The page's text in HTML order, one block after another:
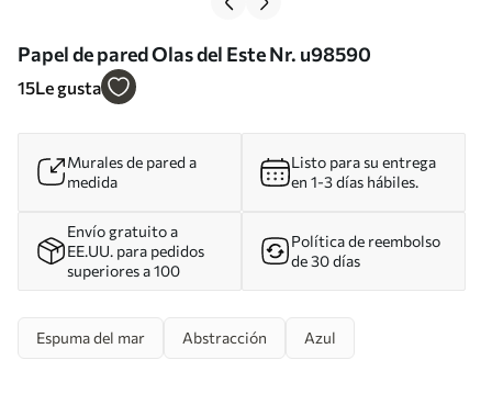
Papel de pared Olas del Este Nr. u98590
15Le gusta
Murales de pared a
medida
Listo para su entrega
en 1-3 días hábiles.
Envío gratuito a
EE.UU. para pedidos
superiores a 100
Política de reembolso
de 30 días
Espuma del mar Abstracción Azul